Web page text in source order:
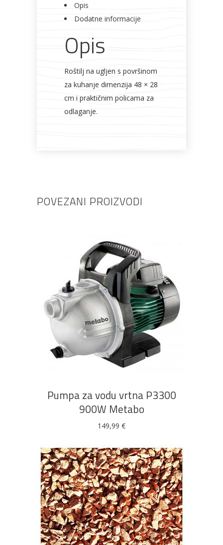
Opis
Dodatne informacije
Opis
Roštilj na ugljen s površinom
za kuhanje dimenzija 48 × 28
cm i praktičnim policama za
odlaganje.
POVEZANI PROIZVODI
DODAJ U KOŠARICU
Pumpa za vodu vrtna P3300
900W Metabo
149,99 €